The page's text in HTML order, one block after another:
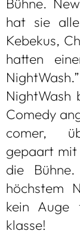
hat sie
Kebe­kus,
hat­ten
Night­Wash.”
Night­Wash
Comedy
co­mer,
gepaart
die
höchs­tem
kein Auge
klasse!